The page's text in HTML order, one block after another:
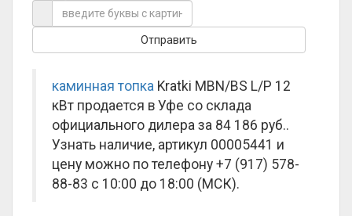
каминная топка Kratki MBN/BS L/P 12
кВт продается в Уфе со склада
официального дилера за 84 186 руб..
Узнать наличие, артикул 00005441 и
цену можно по телефону +7 (917) 578-
88-83 с 10:00 до 18:00 (МСК).